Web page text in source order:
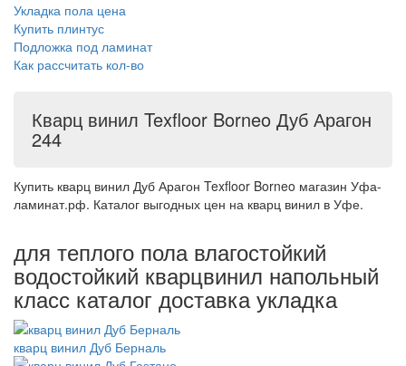
Укладка пола цена
Купить плинтус
Подложка под ламинат
Как рассчитать кол-во
Кварц винил Texfloor Borneo Дуб Арагон
244
Купить кварц винил Дуб Арагон Texfloor Borneo магазин Уфа-
ламинат.рф. Каталог выгодных цен на кварц винил в Уфе.
для теплого пола влагостойкий
водостойкий кварцвинил напольный
класс каталог доставка укладка
кварц винил Дуб Берналь